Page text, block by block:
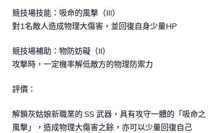
競技場技能：吸命的風撃（III）
對1名敵人造成物理大傷害，並回復自身少量HP
競技場補助：物防妨礙（II）
攻撃時，一定機率解低敵方的物理防禦力
評價：
解鎖灰姑娘新職業的 SS 武器，具有攻守一體的「吸命之
風撃」，造成物理大傷害之餘，亦可以少量回復自己